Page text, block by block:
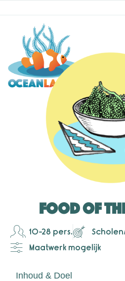
Food of
10-28 pers.
Maatwerk mogelijk
Inhoud & Doel